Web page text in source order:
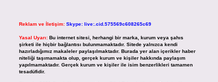
Reklam ve İletişim: Skype: live:.cid.575569c608265c69
Yasal Uyarı: Bu internet sitesi, herhangi bir marka, kurum veya şahıs
şirketi ile hiçbir bağlantısı bulunmamaktadır. Sitede yalnızca kendi
hazırladığımız makaleler paylaşılmaktadır. Burada yer alan içerikler haber
niteliği taşımamakta olup, gerçek kurum ve kişiler hakkında paylaşım
yapılmamaktadır. Gerçek kurum ve kişiler ile isim benzerlikleri tamamen
tesadüfidir.